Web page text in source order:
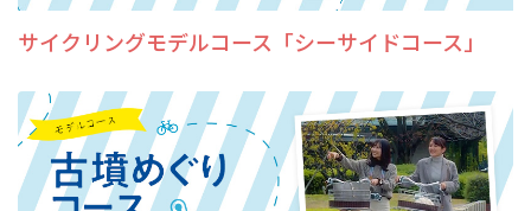
サイクリングモデルコース「シーサイドコース」